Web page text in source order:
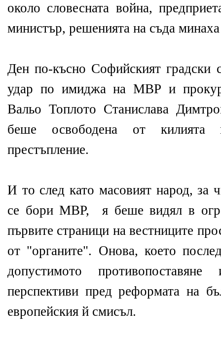
около словесната война,
министър, решенията на съда
Ден по-късно Софийският градски
удар по имиджа на МВР и
Вальо Топлото Станислава
беше освободена от
престъпление.
И то след като масовият народ, за
се бори МВР, я беше видял в
първите страници на вестниците
от "органите". Онова, което
допустимото
перспективи пред реформата на
европейския й смисъл.